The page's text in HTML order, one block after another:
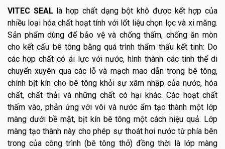
VITEC SEALlà hợp chất dạng bột khô được kết hợp của
nhiều loại hóa chất hoạt tính với lốt liệu chọn lọc và xi măng.
Sản phẩm dùng để bảo vệ và chống thấm, chống ăn mòn
cho kết cấu bê tông bằng quá trình thẩm thấu kết tinh: Do
các hợp chất có ái lực với nước, hình thành các tinh thể di
chuyển xuyên qua các lỗ và mạch mao dẫn trong bê tông,
chính bịt kín cho bê tông khỏi sự xâm nhập của nước, hóa
chất, chất thải và những chất có hại khác. Các hoạt chất
thấm vào, phản ứng với vôi và nước ẩm tạo thành một lớp
màng dưới bề mặt, bịt kín bê tông một cách hiệu quả. Lớp
màng tạo thành này cho phép sự thoát hơi nước từ phía bên
trong của công trình (bê tông thở) đồng thời là lớp màng